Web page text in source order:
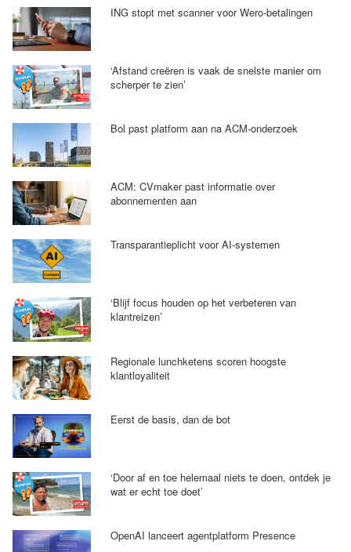
ING stopt met scanner voor Wero-betalingen
‘Afstand creëren is vaak de snelste manier om
scherper te zien’
Bol past platform aan na ACM-onderzoek
ACM: CVmaker past informatie over
abonnementen aan
Transparantieplicht voor AI-systemen
‘Blijf focus houden op het verbeteren van
klantreizen’
Regionale lunchketens scoren hoogste
klantloyaliteit
Eerst de basis, dan de bot
‘Door af en toe helemaal niets te doen, ontdek je
wat er echt toe doet’
OpenAI lanceert agentplatform Presence